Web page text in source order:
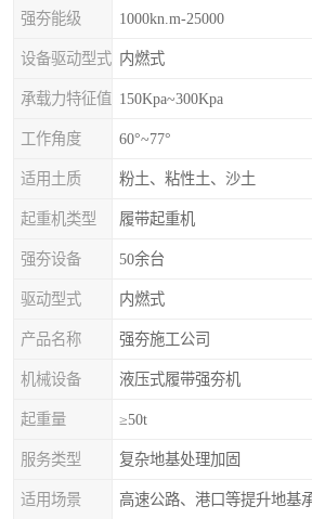
强夯能级 1000kn.m-25000
设备驱动型式 内燃式
承载力特征值 150Kpa~300Kpa
工作角度 60°~77°
适用土质 粉土、粘性土、沙土
起重机类型 履带起重机
强夯设备 50余台
驱动型式 内燃式
产品名称 强夯施工公司
机械设备 液压式履带强夯机
起重量 ≥50t
服务类型 复杂地基处理加固
适用场景 高速公路、港口等提升地基